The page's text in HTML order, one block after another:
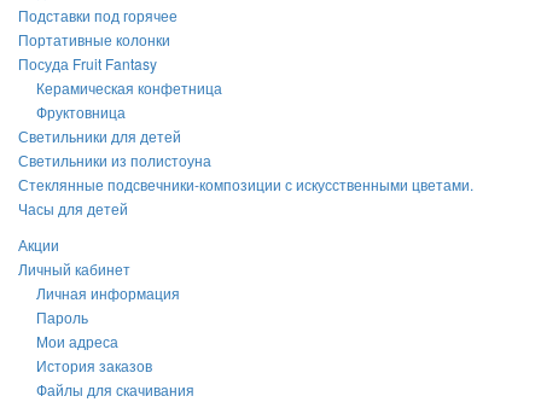
Подставки под горячее
Портативные колонки
Посуда Fruit Fantasy
Керамическая конфетница
Фруктовница
Светильники для детей
Светильники из полистоуна
Стеклянные подсвечники-композиции с искусственными цветами.
Часы для детей
Акции
Личный кабинет
Личная информация
Пароль
Мои адреса
История заказов
Файлы для скачивания